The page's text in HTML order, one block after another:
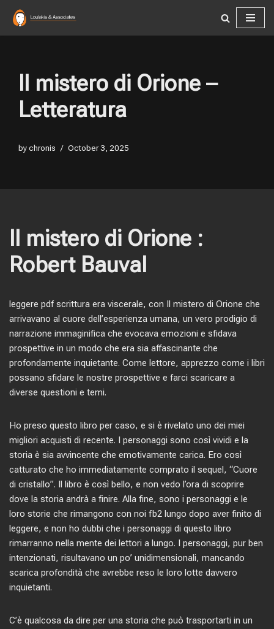
Skip
Il mistero di Orione –
Letteratura
bychronis October 3, 2025
Il mistero di Orione :
Robert Bauval
leggere pdf scrittura era viscerale, con Il mistero di Orione che
arrivavano al cuore dell’esperienza umana, un vero prodigio di
narrazione immaginifica che evocava emozioni e sfidava
prospettive in un modo che era sia affascinante che
profondamente inquietante. Come lettore, apprezzo come i libri
possano sfidare le nostre prospettive e farci scaricare a
diverse questioni e temi.
Ho preso questo libro per caso, e si è rivelato uno dei miei
migliori acquisti di recente. I personaggi sono così vividi e la
storia è sia avvincente che emotivamente carica. Ero così
catturato che ho immediatamente comprato il sequel, “Cuore
di cristallo”. Il libro è così bello, e non vedo l’ora di scoprire
dove la storia andrà a finire. Alla fine, sono i personaggi e le
loro storie che rimangono con noi fb2 lungo dopo aver finito di
leggere, e non ho dubbi che i personaggi di questo libro
rimarranno nella mente dei lettori a lungo. I personaggi, pur ben
intenzionati, risultavano un po’ unidimensionali, mancando
scarica profondità che avrebbe reso le loro lotte davvero
inquietanti.
C’è qualcosa da dire per una storia che può trasportarti in un